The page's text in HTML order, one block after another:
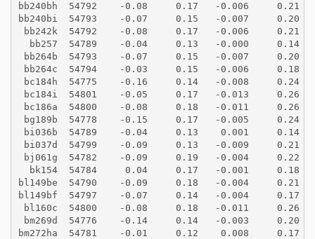
bb240bh  54792    -0.08     0.17   -0.006     0.21
bb240bi  54793    -0.07     0.15   -0.007     0.20
bb242k  54792    -0.08     0.17   -0.006     0.21
  bb257  54789    -0.04     0.13   -0.000     0.14
bb264b  54793    -0.07     0.15   -0.007     0.20
bb264c  54794    -0.03     0.15   -0.006     0.18
bc184h  54775    -0.16     0.14   -0.008     0.24
bc184i  54801    -0.05     0.17   -0.013     0.26
bc186a  54800    -0.08     0.18   -0.011     0.26
bg189b  54778    -0.15     0.17   -0.005     0.24
bi036b  54789    -0.04     0.13    0.001     0.14
bi037d  54799    -0.09     0.13   -0.009     0.21
bj061g  54782    -0.09     0.19   -0.004     0.22
  bk154  54784     0.04     0.17   -0.001     0.18
bl149be  54790    -0.09     0.18   -0.004     0.21
bl149bf  54797    -0.07     0.14   -0.004     0.17
bl160c  54800    -0.08     0.18   -0.011     0.26
bm269d  54776    -0.14     0.14   -0.003     0.20
bm272ha  54781    -0.01     0.12    0.008     0.17